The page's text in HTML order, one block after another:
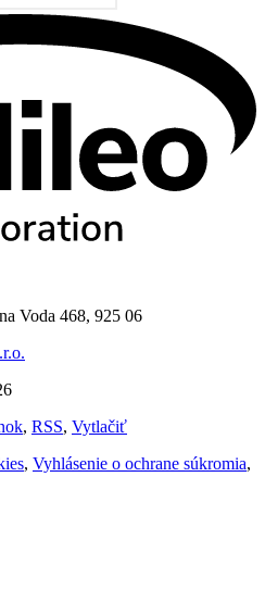
Voda 468, 925 06
, RSS, Vytlačiť
, Vyhlásenie o ochrane súkromia,